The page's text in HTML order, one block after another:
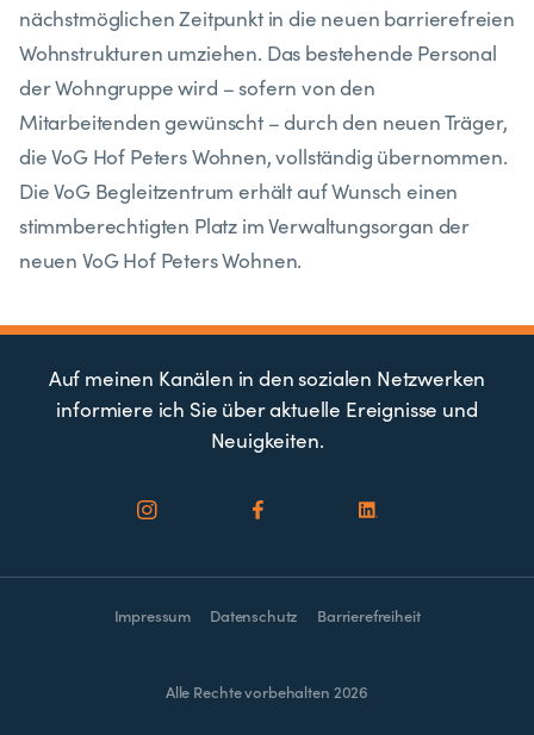
nächstmöglichen Zeitpunkt in die neuen barrierefreien
Wohnstrukturen umziehen. Das bestehende Personal
der Wohngruppe wird – sofern von den
Mitarbeitenden gewünscht – durch den neuen Träger,
die VoG Hof Peters Wohnen, vollständig übernommen.
Die VoG Begleitzentrum erhält auf Wunsch einen
stimmberechtigten Platz im Verwaltungsorgan der
neuen VoG Hof Peters Wohnen.
Auf meinen Kanälen in den sozialen Netzwerken
informiere ich Sie über aktuelle Ereignisse und
Neuigkeiten.
Impressum Datenschutz Barrierefreiheit
Alle Rechte vorbehalten 2026